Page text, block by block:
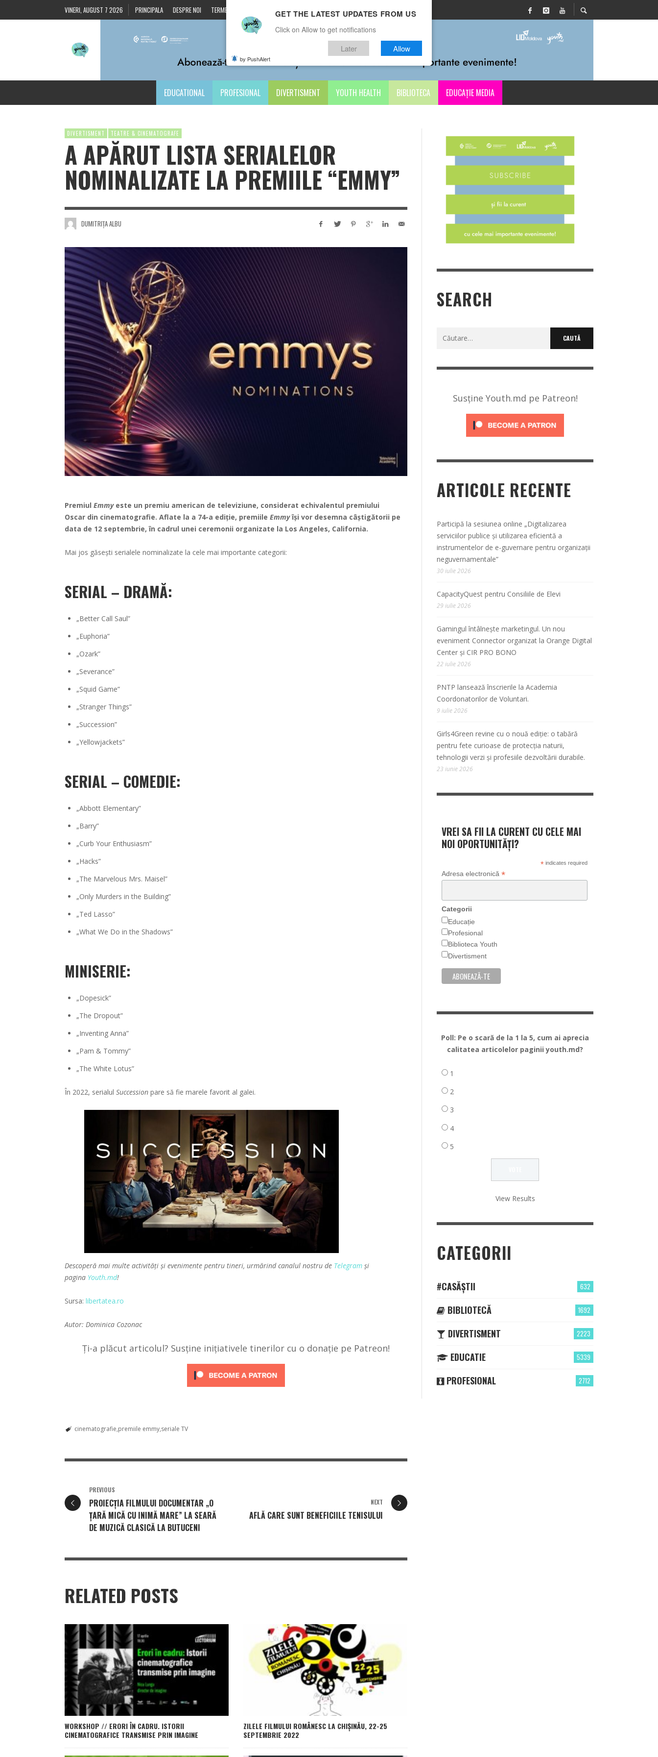
VINERI, AUGUST 7 2026 PRINCIPALA DESPRE NOI TERMENI ȘI CONDIȚII CONTACTE
EDUCATIONAL PROFESIONAL DIVERTISMENT YOUTH HEALTH BIBLIOTECA EDUCAȚIE MEDIA
DIVERTISMENT TEATRE & CINEMATOGRAFE
A APĂRUT LISTA SERIALELOR
NOMINALIZATE LA PREMIILE “EMMY”
DUMITRIȚA ALBU
Premiul Emmyeste un premiu american de televiziune, considerat echivalentul premiului
Oscar din cinematografie. Aflate la a 74-a ediție, premiile Emmyîși vor desemna câștigătorii pe
data de 12 septembrie, în cadrul unei ceremonii organizate la Los Angeles, California.
Mai jos găsești serialele nominalizate la cele mai importante categorii:
SERIAL – DRAMĂ:
„Better Call Saul”
„Euphoria”
„Ozark”
„Severance”
„Squid Game”
„Stranger Things”
„Succession”
„Yellowjackets”
SERIAL – COMEDIE:
„Abbott Elementary”
„Barry”
„Curb Your Enthusiasm”
„Hacks”
„The Marvelous Mrs. Maisel”
„Only Murders in the Building”
„Ted Lasso”
„What We Do in the Shadows”
MINISERIE:
„Dopesick”
„The Dropout”
„Inventing Anna”
„Pam & Tommy”
„The White Lotus”
În 2022, serialul Succession pare să fie marele favorit al galei.
Descoperă mai multe activități și evenimente pentru tineri, urmărind canalul nostru de Telegram și
pagina Youth.md!
Sursa: libertatea.ro
Autor: Dominica Cozonac
Ți-a plăcut articolul? Susține inițiativele tinerilor cu o donație pe Patreon!
cinematografie premiile emmy seriale TV
PREVIOUS
PROIECȚIA FILMULUI DOCUMENTAR „O
ȚARĂ MICĂ CU INIMĂ MARE” LA SEARĂ
DE MUZICĂ CLASICĂ LA BUTUCENI
NEXT
AFLĂ CARE SUNT BENEFICIILE TENISULUI
RELATED POSTS
WORKSHOP // ERORI ÎN CADRU. ISTORII
CINEMATOGRAFICE TRANSMISE PRIN IMAGINE
ZILELE FILMULUI ROMÂNESC LA CHIȘINĂU, 22-25
SEPTEMBRIE 2022
SEARCH
Caută
Susține Youth.md pe Patreon!
ARTICOLE RECENTE
Participă la sesiunea online „Digitalizarea
serviciilor publice și utilizarea eficientă a
instrumentelor de e-guvernare pentru organizații
neguvernamentale”
30 iulie 2026
CapacityQuest pentru Consiliile de Elevi
29 iulie 2026
Gamingul întâlnește marketingul. Un nou
eveniment Connector organizat la Orange Digital
Center și CIR PRO BONO
22 iulie 2026
PNTP lansează înscrierile la Academia
Coordonatorilor de Voluntari.
9 iulie 2026
Girls4Green revine cu o nouă ediție: o tabără
pentru fete curioase de protecția naturii,
tehnologii verzi și profesiile dezvoltării durabile.
23 iunie 2026
VREI SA FII LA CURENT CU CELE MAI
NOI OPORTUNITĂȚI?
*indicates required
Adresa electronică *
Categorii
Educație
Profesional
Biblioteca Youth
Divertisment
Poll: Pe o scară de la 1 la 5, cum ai aprecia
calitatea articolelor paginii youth.md?
1
2
3
4
5
View Results
CATEGORII
632
#CASĂȘTII
1692
BIBLIOTECĂ
2223
DIVERTISMENT
5339
EDUCATIE
2712
PROFESIONAL
GET THE LATEST UPDATES FROM US
Click on Allow to get notifications
Later Allow
by PushAlert